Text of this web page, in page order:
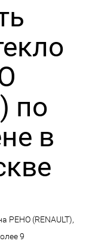
по
в
РЕНО (RENAULT),
9